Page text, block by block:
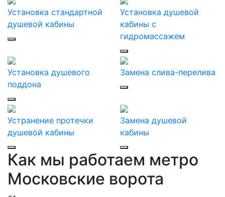
Установка стандартной
душевой кабины
Установка душевой
кабины с
гидромассажем
Установка душевого
поддона
Замена слива-перелива
Устранение протечки
душевой кабины
Замена душевой
кабины
Как мы работаем метро
Московские ворота